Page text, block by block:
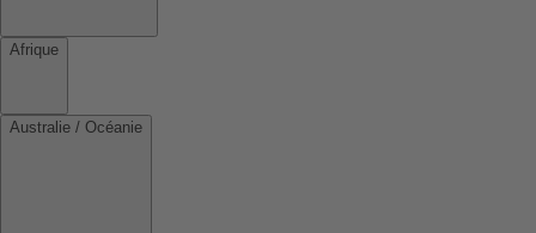
Afrique
Australie / Océanie